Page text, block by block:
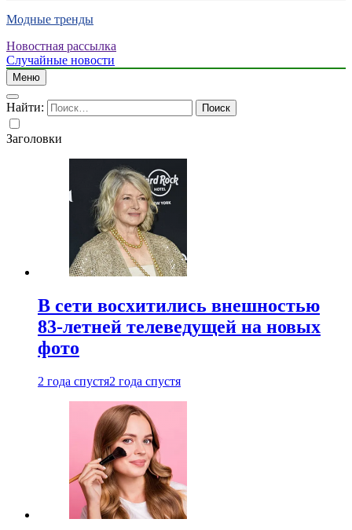
Модные тренды
Новостная рассылка
Случайные новости
Меню
Найти:
Заголовки
В сети восхитились внешностью
83-летней телеведущей на новых
фото
2 года спустя2 года спустя